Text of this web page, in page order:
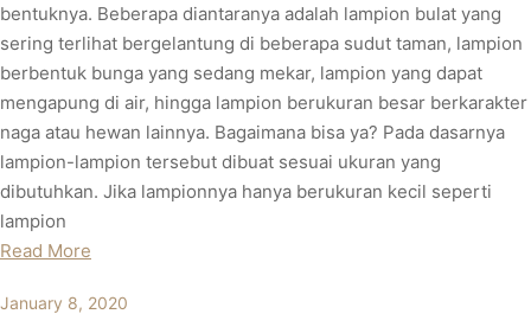
bentuknya. Beberapa diantaranya adalah lampion bulat yang
sering terlihat bergelantung di beberapa sudut taman, lampion
berbentuk bunga yang sedang mekar, lampion yang dapat
mengapung di air, hingga lampion berukuran besar berkarakter
naga atau hewan lainnya. Bagaimana bisa ya? Pada dasarnya
lampion-lampion tersebut dibuat sesuai ukuran yang
dibutuhkan. Jika lampionnya hanya berukuran kecil seperti
lampion
Read More
January 8, 2020